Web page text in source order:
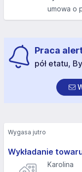
umowa o
Praca
pół etatu,
Wykładanie
Karolina
Wygasa jutro